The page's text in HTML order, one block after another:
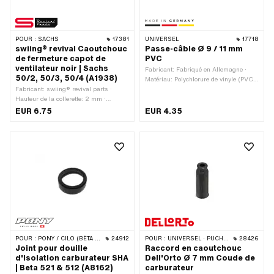
POUR : SACHS 17381
swiing® revival Caoutchouc
de fermeture capot de
ventilateur noir | Sachs
50/2, 50/3, 50/4 (A1938)
Fabricant: swiing® revival parts ·
Hauteur de la collerette: 2 mm ·
Matériau: Polychlorure de vinyle (PVC-
mm · Pony numéro OEM: A1938 ·
Sachs N° OEM: 0260 044 000
EUR 6.75
UNIVERSEL 17718
Passe-câble Ø 9 / 11 mm
PVC
Fabricant: Fabriqué en Allemagne ·
Matériau: Polychlorure de vinyle (PVC-
câble: 9 mm · Ø trou de montage: 11
EUR 4.35
POUR : PONY / CILO (BÊTA 521 & 512) 24912
Joint pour douille
d'isolation carburateur SHA
| Beta 521 & 512 (A8162)
POUR : UNIVERSEL · PUCH · SACHS · PONY / CILO (BÊTA 521 & 512) · PIAGGIO · ZÜNDAPP BELMONDO · TOMOS 28426
Raccord en caoutchouc
Dell'Orto Ø 7 mm Coude de
carburateur